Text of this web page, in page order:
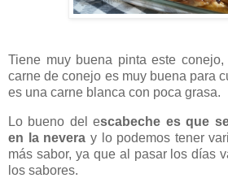
Tiene muy buena pinta este
carne de conejo es muy buena para
es una carne blanca con poca grasa.
Lo bueno del escabeche es que
en la nevera y lo podemos tener
más sabor, ya que al pasar los días
los sabores.